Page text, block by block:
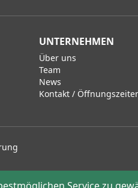
UNTERNEHMEN
Über uns
Team
News
Kontakt /